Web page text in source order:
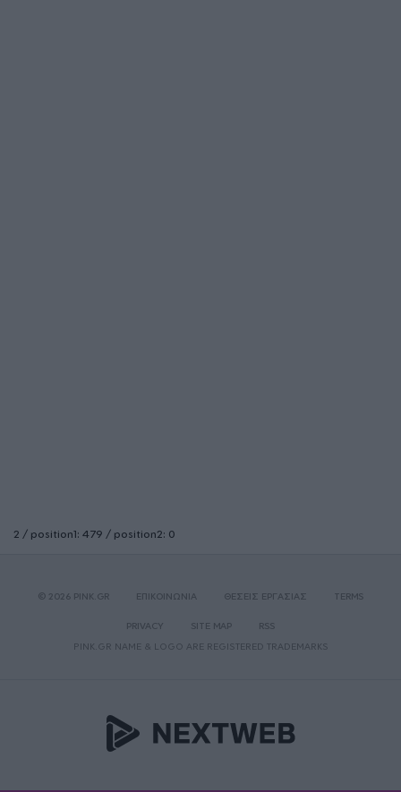
2 / position1: 479 / position2: 0
© 2026 PINK.GR ΕΠΙΚΟΙΝΩΝΙΑ ΘΕΣΕΙΣ ΕΡΓΑΣΙΑΣ TERMS
PRIVACY SITE MAP
RSS
PINK.GR NAME & LOGO ARE REGISTERED TRADEMARKS